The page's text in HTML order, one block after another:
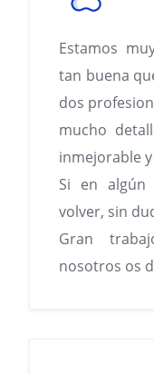
Estamos
tan buena
dos
mucho
inmejorable
Si en algún
volver, sin
Gran
nosotros os